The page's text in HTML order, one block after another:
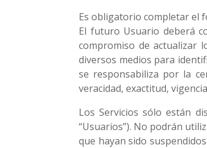
Es obligatorio completar el
El futuro Usuario deberá
compromiso de actualizar
diversos medios para
se responsabiliza por la
veracidad, exactitud,
Los Servicios sólo están
“Usuarios”). No podrán
que hayan sido